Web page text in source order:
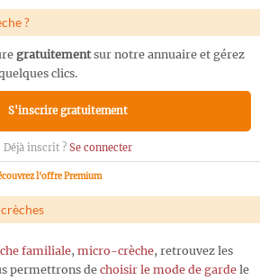
?
gratuitementsur notre annuaire et gérez
clics.
S'inscrire gratuitement
Déjà inscrit ? Se connecter
l'offre Premium
familiale, micro-crèche, retrouvez les
permettrons de choisir le mode de garde le